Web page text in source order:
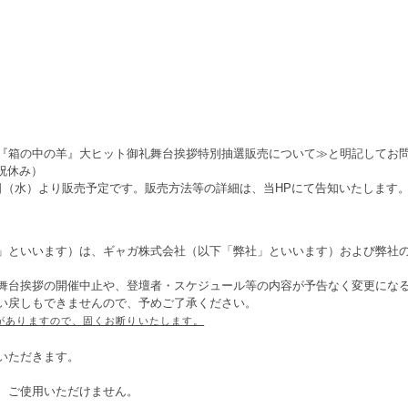
の中の羊』大ヒット御礼舞台挨拶特別抽選販売について≫と明記してお
み）
水）より販売予定です。販売方法等の詳細は、当HPにて告知いたします。
といいます）は、ギャガ株式会社（以下「弊社」といいます）および弊
台挨拶の開催中止や、登壇者・スケジュール等の内容が予告なく変更に
しもできませんので、予めご了承ください。
りますので、固くお断りいたします。
だきます。
使用いただけません。